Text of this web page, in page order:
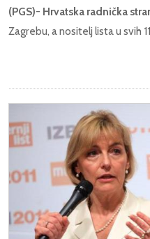
(PGS)- Hrvatska radnička
Zagrebu, a nositelj lista u svih